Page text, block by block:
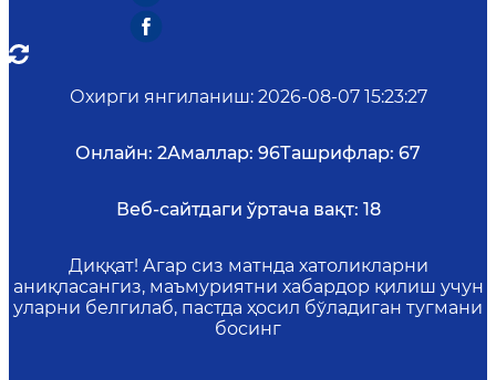
Охирги янгиланиш: 2026-08-07 15:23:27
Онлайн: 2Амаллар: 96Ташрифлар: 67
Веб-сайтдаги ўртача вақт: 18
Диққат! Агар сиз матнда хатоликларни
аниқласангиз, маъмуриятни хабардор қилиш учун
уларни белгилаб, пастда ҳосил бўладиган тугмани
босинг